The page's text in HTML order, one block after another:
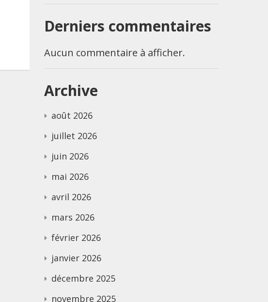
Derniers commentaires
Aucun commentaire à afficher.
Archive
août 2026
juillet 2026
juin 2026
mai 2026
avril 2026
mars 2026
février 2026
janvier 2026
décembre 2025
novembre 2025